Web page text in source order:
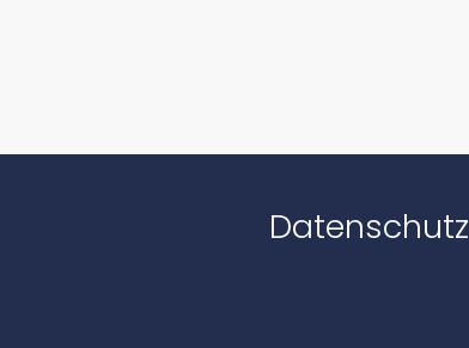
Datenschutz